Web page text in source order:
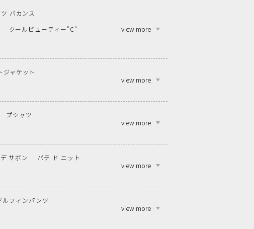
バカンス
クールビューティー"C"
view more
ジャケット
view more
プシャツ
view more
サボン
パテ ド ニット
view more
ルフィンパンツ
view more